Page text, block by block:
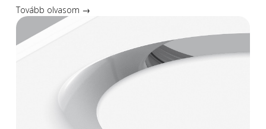
Tovább olvasom →